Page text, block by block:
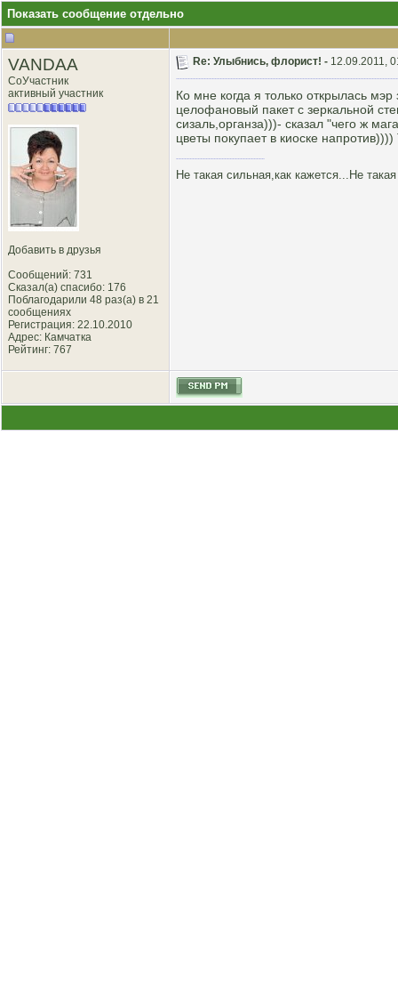
Показать сообщение отдельно
VANDAA
СоУчастник
активный участник
Добавить в друзья
Сообщений: 731
Сказал(а) спасибо: 176
Поблагодарили 48 раз(а) в 21
сообщениях
Регистрация: 22.10.2010
Адрес: Камчатка
Рейтинг: 767
Re: Улыбнись, флорист! - 12.09.2011,
Ко мне когда я только открылась
целофановый пакет с зеркальной
сизаль,органза)))- сказал "чего ж
цветы покупает в киоске
Не такая сильная,как кажется...Не